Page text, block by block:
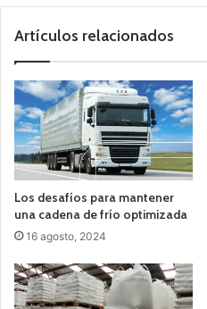
Artículos relacionados
Los desafíos para mantener
una cadena de frío optimizada
16 agosto, 2024